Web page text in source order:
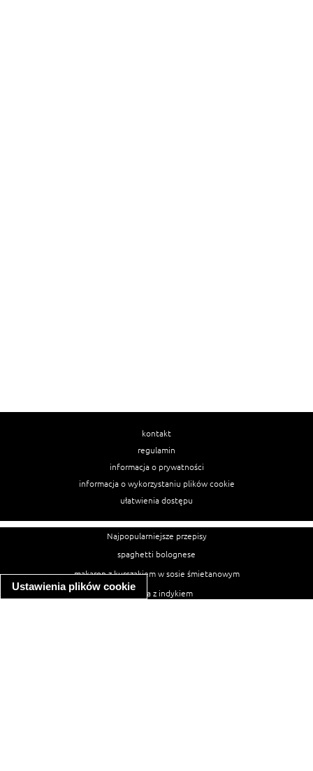
Ustawienia plików cookie
kontakt
regulamin
informacja o prywatności
informacja o wykorzystaniu plików cookie
ułatwienia dostępu
Najpopularniejsze przepisy
spaghetti bolognese
makaron z kurczakiem w sosie śmietanowym
kanapka z indykiem